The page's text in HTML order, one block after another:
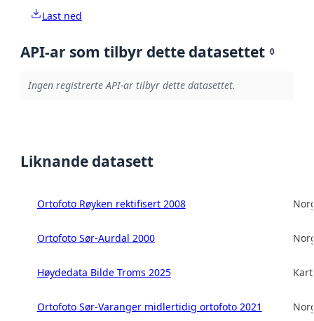
Last ned
API-ar som tilbyr dette datasettet 0
Ingen registrerte API-ar tilbyr dette datasettet.
Liknande datasett
Ortofoto Røyken rektifisert 2008
Ortofoto Sør-Aurdal 2000
Høydedata Bilde Troms 2025
Ortofoto Sør-Varanger midlertidig ortofoto 2021